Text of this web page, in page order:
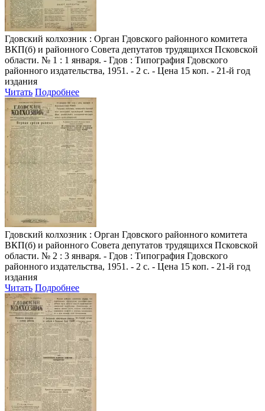
Гдовский колхозник : Орган Гдовского районного комитета
ВКП(б) и районного Совета депутатов трудящихся Псковской
области. № 1 : 1 января. - Гдов : Типография Гдовского
районного издательства, 1951. - 2 с. - Цена 15 коп. - 21-й год
издания
Читать Подробнее
Гдовский колхозник : Орган Гдовского районного комитета
ВКП(б) и районного Совета депутатов трудящихся Псковской
области. № 2 : 3 января. - Гдов : Типография Гдовского
районного издательства, 1951. - 2 с. - Цена 15 коп. - 21-й год
издания
Читать Подробнее